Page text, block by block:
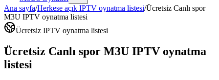
Ana sayfa/Herkese açık IPTV oynatma listesi/Ücretsiz Canlı spor
M3U IPTV oynatma listesi
Ücretsiz IPTV oynatma listesi
Ücretsiz Canlı spor M3U IPTV oynatma
listesi